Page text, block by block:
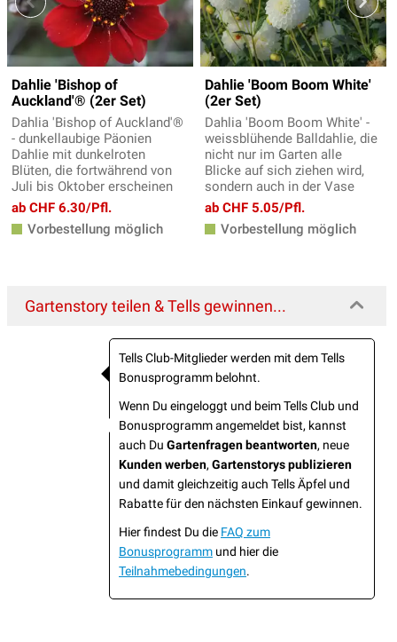
Dahlie 'Bishop of
Auckland'® (2er Set)
Dahlia 'Bishop of Auckland'®
- dunkellaubige Päonien
Dahlie mit dunkelroten
Blüten, die fortwährend von
Juli bis Oktober erscheinen
ab CHF 6.30/Pfl.
Vorbestellung möglich
Dahlie 'Boom Boom White'
(2er Set)
Dahlia 'Boom Boom White' -
weissblühende Balldahlie, die
nicht nur im Garten alle
Blicke auf sich ziehen wird,
sondern auch in der Vase
ab CHF 5.05/Pfl.
Vorbestellung möglich
Gartenstory teilen & Tells gewinnen...
Tells Club-Mitglieder werden mit dem Tells
Bonusprogramm belohnt.
Wenn Du eingeloggt und beim Tells Club und
Bonusprogramm angemeldet bist, kannst
auch Du Gartenfragen beantworten, neue
Kunden werben, Gartenstorys publizieren
und damit gleichzeitig auch Tells Äpfel und
Rabatte für den nächsten Einkauf gewinnen.
Hier findest Du die FAQ zum
Bonusprogramm und hier die
Teilnahmebedingungen.